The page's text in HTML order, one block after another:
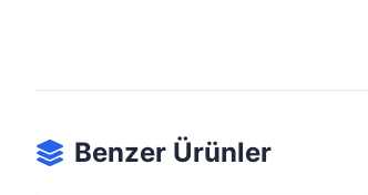
Benzer Ürünler